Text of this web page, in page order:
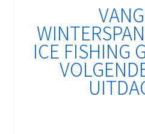
ICE FISHING